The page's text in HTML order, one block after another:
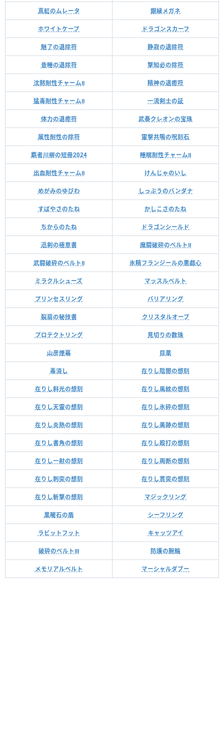
真紅のムレータ 銀縁メガネ
ホワイトケープ ドラゴンスカーフ
魅了の退除符 静寂の退除符
昏睡の退除符 撃知必の除符
沈黙耐性チャームⅡ 精神の退癒符
猛毒耐性チャームⅡ 一流剣士の証
体力の退癒符 武奏クレオンの宝珠
属性耐性の除符 雷擊共鳴の呪刻石
覇者川柳の短冊2024 睡眠耐性チャームⅡ
出血耐性チャームⅡ けんじゃのいし
めがみのゆびわ しっぷうのバンダナ
すばやさのたね かしこさのたね
ちからのたね ドラゴンシールド
迅剣の極意書 魔闘破砕のベルトⅡ
武闘破砕のベルトⅡ 氷精フランジールの悪戯心
ミラクルシューズ マッスルベルト
プリンセスリング バリアリング
裂扇の秘技書 クリスタルオーブ
プロテクトリング 見切りの数珠
山彦煙幕 目薬
毒消し 在りし陰闇の想刻
在りし斜光の想刻 在りし風紋の想刻
在りし天雷の想刻 在りし氷砕の想刻
在りし炎熱の想刻 在りし美跡の想刻
在りし書角の想刻 在りし殴打の想刻
在りし一射の想刻 在りし両断の想刻
在りし刺突の想刻 在りし貫突の想刻
在りし斬撃の想刻 マジックリング
黒曜石の盾 シーフリング
ラビットフット キャッツアイ
破砕のベルトⅢ 防護の腕輪
メモリアルベルト マーシャルダブー